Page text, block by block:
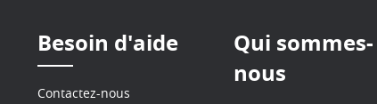
Besoin d'aide
Contactez-nous
Qui sommes-
nous